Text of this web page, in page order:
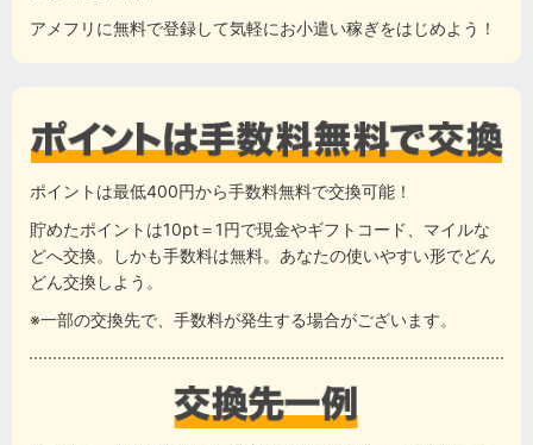
アメフリに無料で登録して気軽にお小遣い稼ぎをはじめよう！
ポイントは最低400円から手数料無料で交換可能！
貯めたポイントは10pt＝1円で現金やギフトコード、マイルな
どへ交換。しかも手数料は無料。あなたの使いやすい形でどん
どん交換しよう。
※一部の交換先で、手数料が発生する場合がございます。